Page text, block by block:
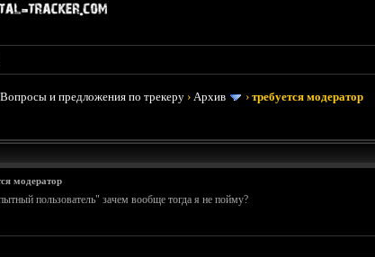
Вопросы и предложения по трекеру ›Архив ›требуется модератор
модератор
пользователь" зачем вообще тогда я не пойму?